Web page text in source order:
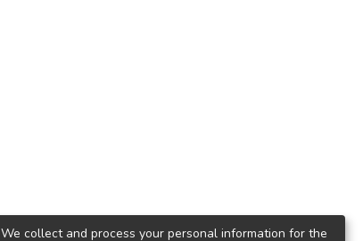
We collect and process your personal information for the